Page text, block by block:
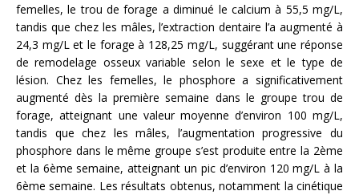
femelles, le trou de forage a diminué le calcium à 55,5 mg/L,
tandis que chez les mâles, l’extraction dentaire l’a augmenté à
24,3 mg/L et le forage à 128,25 mg/L, suggérant une réponse
de remodelage osseux variable selon le sexe et le type de
lésion. Chez les femelles, le phosphore a significativement
augmenté dès la première semaine dans le groupe trou de
forage, atteignant une valeur moyenne d’environ 100 mg/L,
tandis que chez les mâles, l’augmentation progressive du
phosphore dans le même groupe s’est produite entre la 2ème
et la 6ème semaine, atteignant un pic d’environ 120 mg/L à la
6ème semaine. Les résultats obtenus, notamment la cinétique